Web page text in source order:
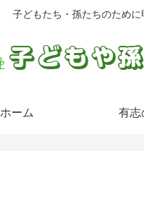
子どもたち・孫たちのために
ホーム 有志